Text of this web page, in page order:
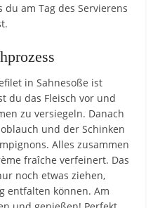
du am Tag des Servierens
in Sahnesoße ist
du das Fleisch vor und
zu versiegeln. Danach
und der Schinken
Alles zusammen
fraîche verfeinert. Das
noch etwas ziehen,
entfalten können. Am